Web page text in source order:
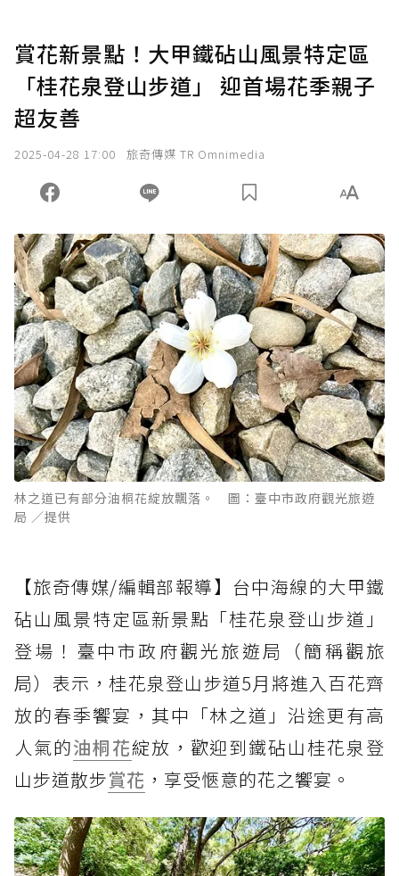
賞花新景點！大甲鐵砧山風景特定區
「桂花泉登山步道」 迎首場花季親子
超友善
2025-04-28 17:00 旅奇傳媒 TR Omnimedia
林之道已有部分油桐花綻放飄落。 圖：臺中市政府觀光旅遊
局 ／提供
【旅奇傳媒/編輯部報導】台中海線的大甲鐵
砧山風景特定區新景點「桂花泉登山步道」
登場！臺中市政府觀光旅遊局（簡稱觀旅
局）表示，桂花泉登山步道5月將進入百花齊
放的春季饗宴，其中「林之道」沿途更有高
人氣的油桐花綻放，歡迎到鐵砧山桂花泉登
山步道散步賞花 ，享受愜意的花之饗宴。